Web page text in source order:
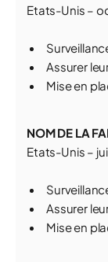
Etats-Unis –
Assurer
Mise en
NOM DE LA
Etats-Unis –
Assurer
Mise en